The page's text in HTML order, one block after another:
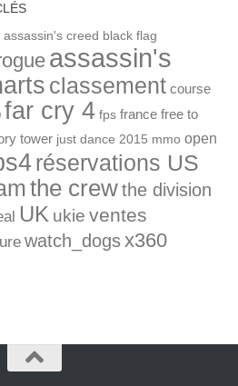
assassin's creed black flag
assassin's
classement course
far cry 4 fps france free to
tower just dance 2015 mmo open
réservations US
the crewthe division
UK ukie ventes
watch_dogsx360